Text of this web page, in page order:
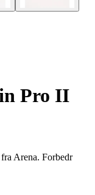
Pro II
Arena. Forbedr